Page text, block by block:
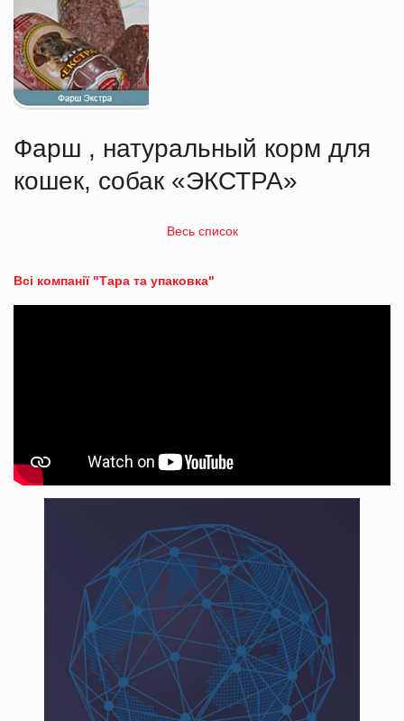
Фарш , натуральный корм для
кошек, собак «ЭКСТРА»
Весь список
Всі компанії "Тара та упаковка"